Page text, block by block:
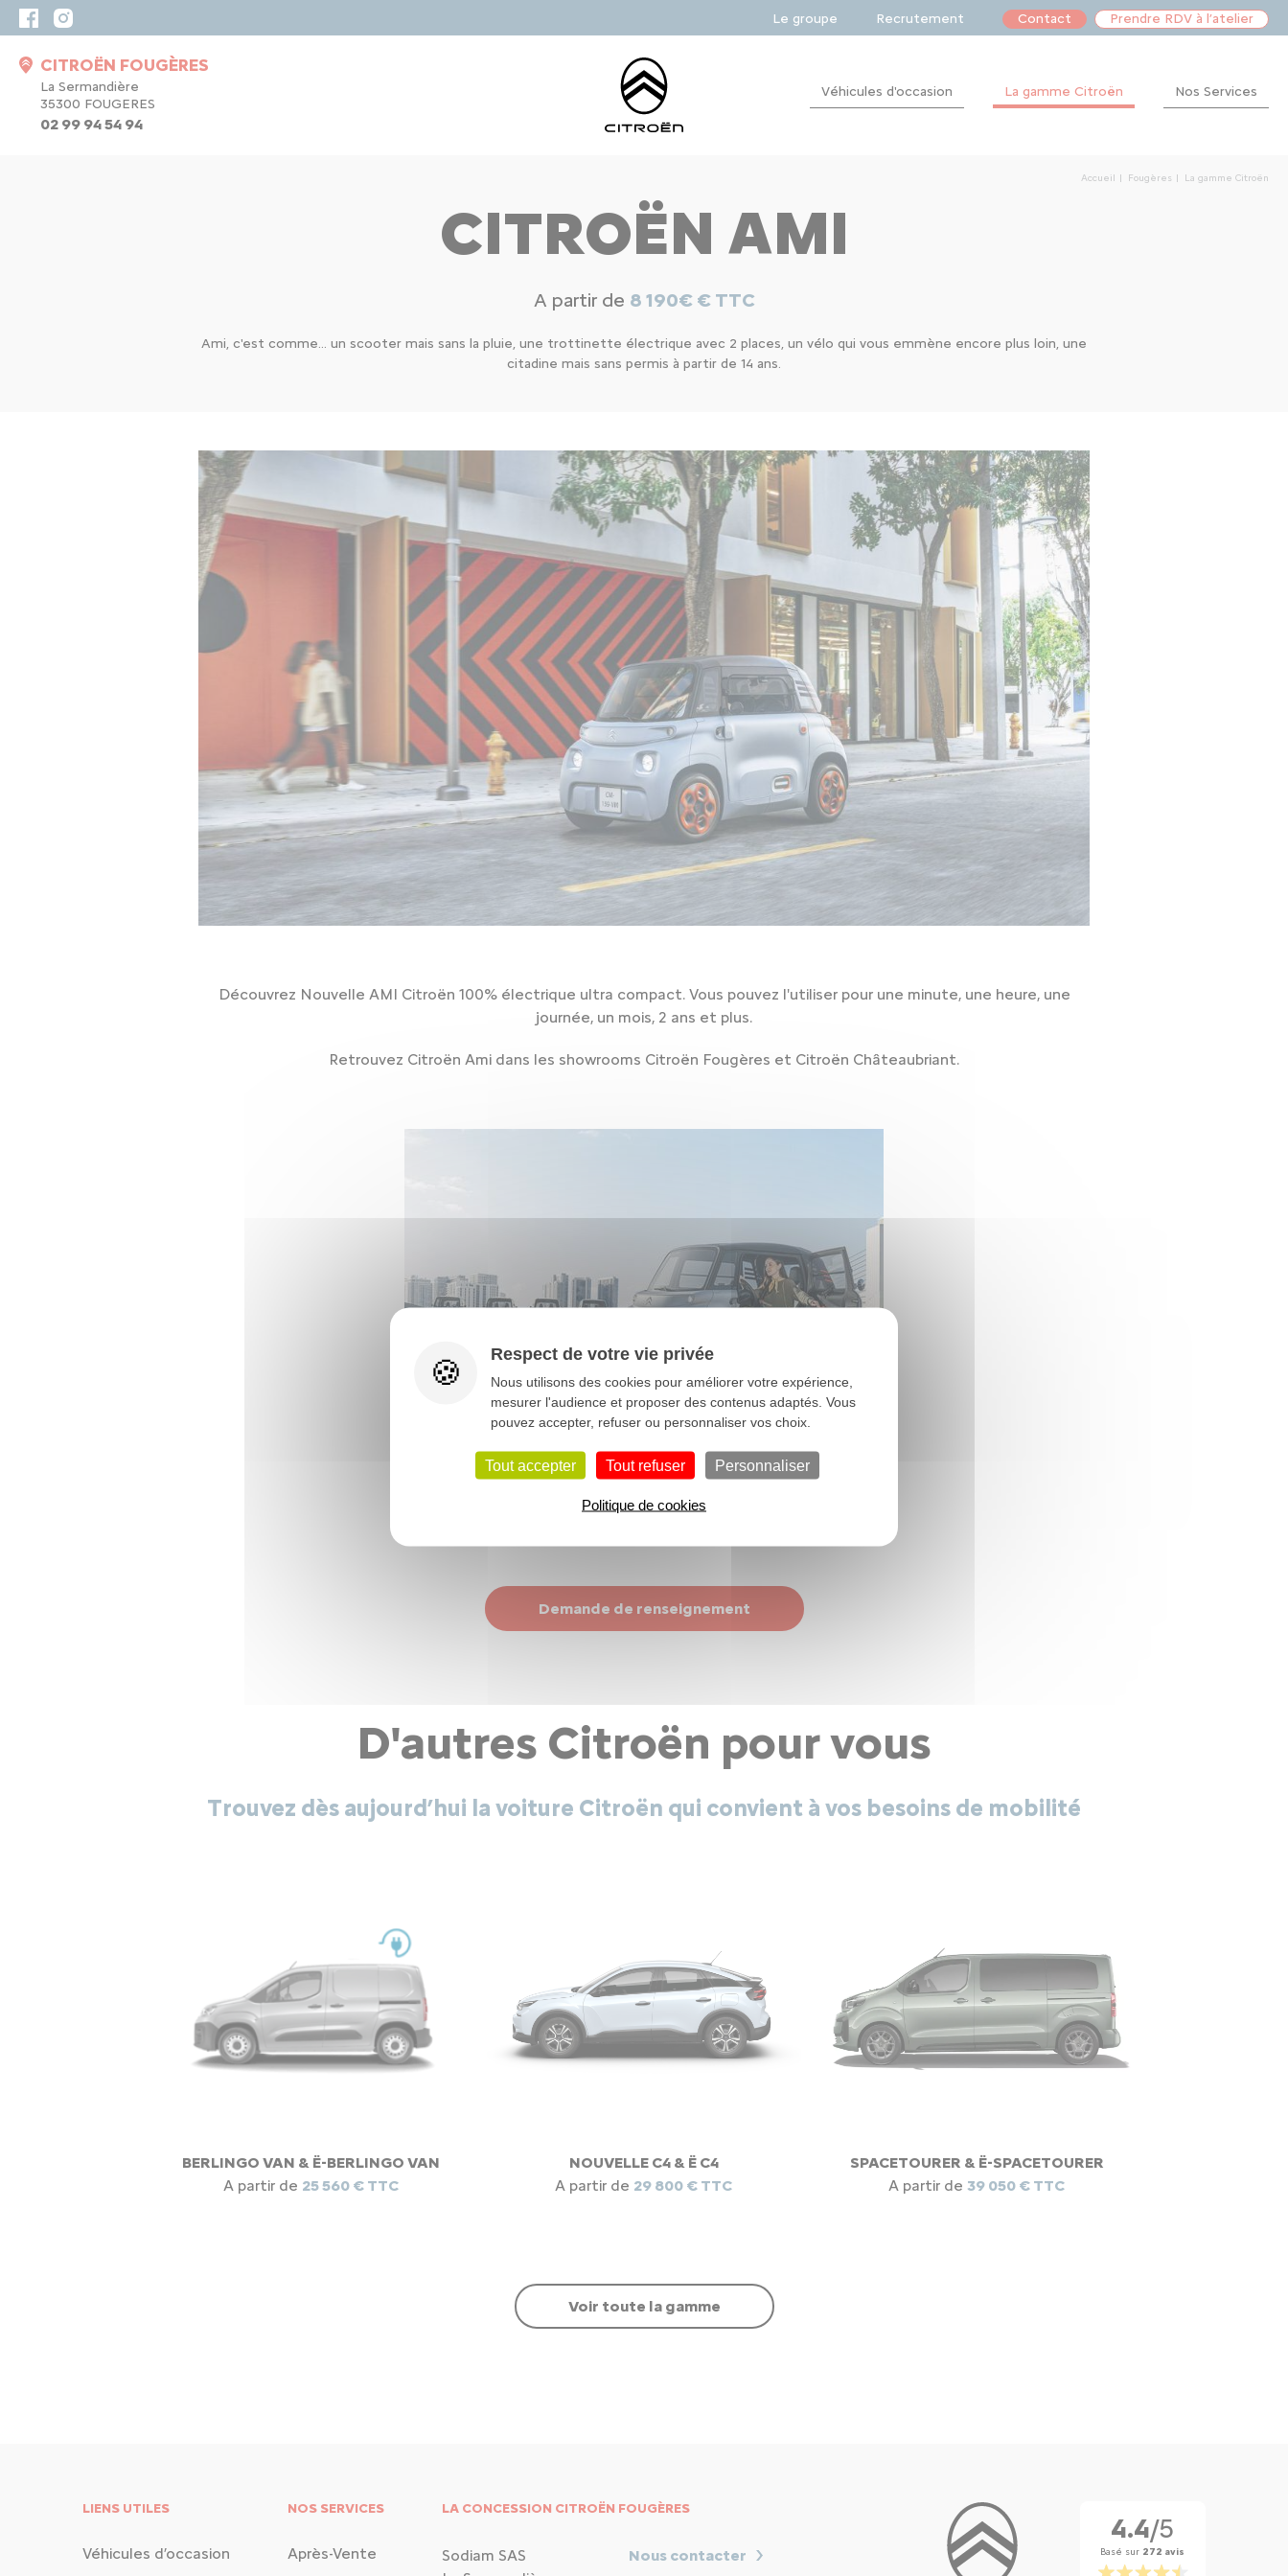
Le groupe Recrutement Contact Prendre RDV à l’atelier
CITROËN FOUGÈRES
La Sermandière
35300 FOUGERES
02 99 94 54 94
Véhicules d'occasion La gamme Citroën Nos Services
Après-
Accueil Fougères La gamme Citroën
CITROËN AMI
A partir de 8 190€ € TTC
Ami, c'est comme... un scooter mais sans la pluie, une trottinette électrique avec 2 places, un vélo qui vous emmène encore plus loin, une
citadine mais sans permis à partir de 14 ans.
Découvrez Nouvelle AMI Citroën 100% électrique ultra compact. Vous pouvez l'utiliser pour une minute, une heure, une
journée, un mois, 2 ans et plus.
Retrouvez Citroën Ami dans les showrooms Citroën Fougères et Citroën Châteaubriant.
Demande de renseignement
D'autres Citroën pour vous
Trouvez dès aujourd’hui la voiture Citroën qui convient à vos besoins de mobilité
BERLINGO VAN & Ë-BERLINGO VAN
A partir de 25 560 € TTC
NOUVELLE C4 & Ë C4
A partir de 29 800 € TTC
SPACETOURER & Ë-SPACETOURER
A partir de 39 050 € TTC
Voir toute la gamme
LIENS UTILES
Véhicules d’occasion
NOS SERVICES
Après-Vente
LA CONCESSION CITROËN FOUGÈRES
Sodiam SAS
Nous contacter
4.4/5
Basé sur 272 avis
Respect de votre vie privée
Nous utilisons des cookies pour améliorer votre expérience,
mesurer l'audience et proposer des contenus adaptés. Vous
pouvez accepter, refuser ou personnaliser vos choix.
Tout accepter Tout refuser Personnaliser
Politique de cookies